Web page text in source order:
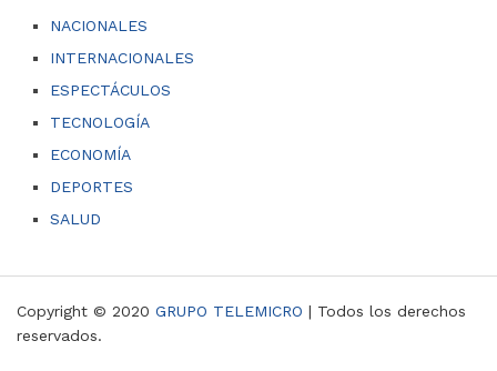
NACIONALES
INTERNACIONALES
ESPECTÁCULOS
TECNOLOGÍA
ECONOMÍA
DEPORTES
SALUD
Copyright © 2020 GRUPO TELEMICRO | Todos los derechos
reservados.